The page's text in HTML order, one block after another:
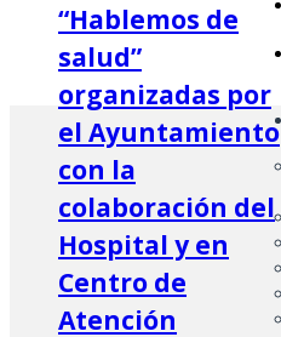
“Hablemos de
salud”
organizadas por
el Ayuntamiento
con la
colaboración del
Hospital y en
Centro de
Atención